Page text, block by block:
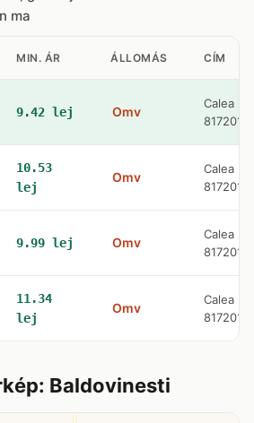
ma
MIN. ÁR ÁLLOMÁS CÍM
9.42 lej Omv
Calea
817201
10.53
lej
Omv
Calea
817201
9.99 lej Omv
Calea
817201
11.34
lej
Omv
Calea
817201
Baldovinesti